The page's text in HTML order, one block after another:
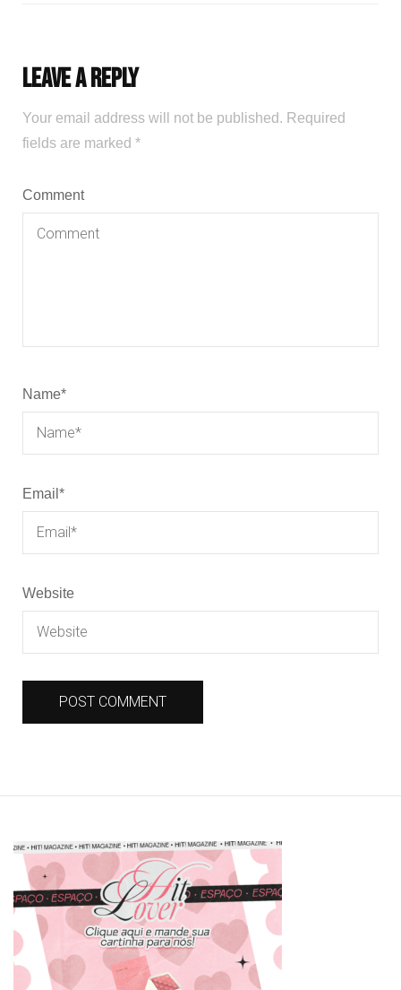
Leave a Reply
Your email address will not be published. Required
fields are marked *
Comment
Name*
Email *
Website